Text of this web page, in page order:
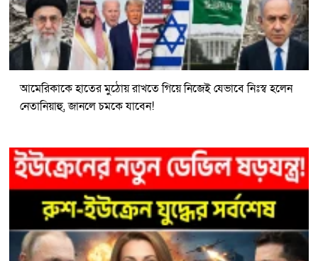
আমেরিকাকে হাতের মুঠোয় রাখতে গিয়ে নিজেই যেভাবে নিঃস্ব হলেন
নেতানিয়াহু, জানলে চমকে যাবেন!